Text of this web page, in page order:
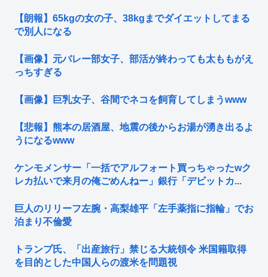
【朗報】65kgの女の子、38kgまでダイエットしてまる
で別人になる
【画像】元バレー部女子、部活が終わっても太ももがえ
っちすぎる
【画像】巨乳女子、谷間でネコを飼育してしまうwww
【悲報】熊本の居酒屋、地震の後からお湯が湧き出るよ
うになるwww
ケンモメンサー「一括でアルフォート買っちゃったwク
レカ払いで来月の俺ごめんねー」銀行「デビットカ...
巨人のリリーフ左腕・高梨雄平「左手薬指に指輪」でお
泊まり不倫愛
トランプ氏、「出産旅行」禁じる大統領令 米国籍取得
を目的とした中国人らの渡米を問題視